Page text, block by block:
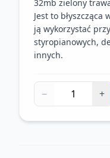
32mb zielony
Jest to
ją wykorzystać
styropianowych,
innych.
− +